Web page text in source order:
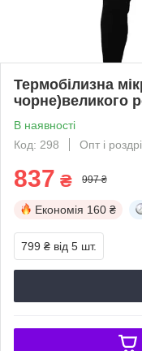
Термобілизна
чорне)великого
В наявності
Код: 298
Опт і
837 ₴ 997 ₴
Економія 160 ₴
799 ₴ від 5 шт.